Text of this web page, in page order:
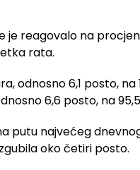
je reagovalo na
rata.
odnosno 6,1 posto, na
6,6 posto, na
putu najvećeg
oko četiri posto.